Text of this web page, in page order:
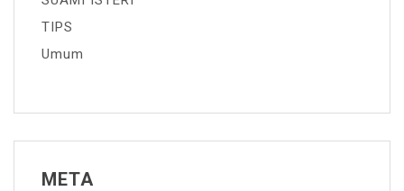
TIPS
Umum
META